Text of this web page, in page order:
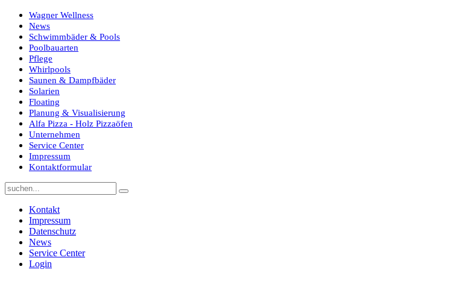
Wagner Wellness
News
Schwimmbäder & Pools
Poolbauarten
Pflege
Whirlpools
Saunen & Dampfbäder
Solarien
Floating
Planung & Visualisierung
Alfa Pizza - Holz Pizzaöfen
Unternehmen
Service Center
Impressum
Kontaktformular
Kontakt
Impressum
Datenschutz
News
Service Center
Login